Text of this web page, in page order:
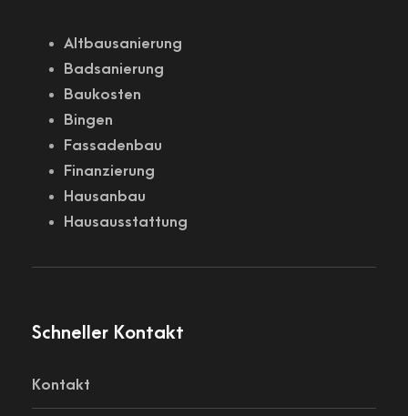
Altbausanierung
Badsanierung
Baukosten
Bingen
Fassadenbau
Finanzierung
Hausanbau
Hausausstattung
Schneller Kontakt
Kontakt